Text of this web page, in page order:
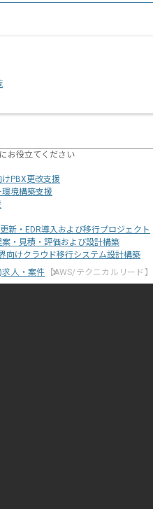
お役立てください
PBX更改支援
環境構築支援
新・EDR導入および移行プロジェクト
案・見積・評価および設計構築
向けクラウド移行システム設計構築
求人・案件 【AWS/テクニカルリード